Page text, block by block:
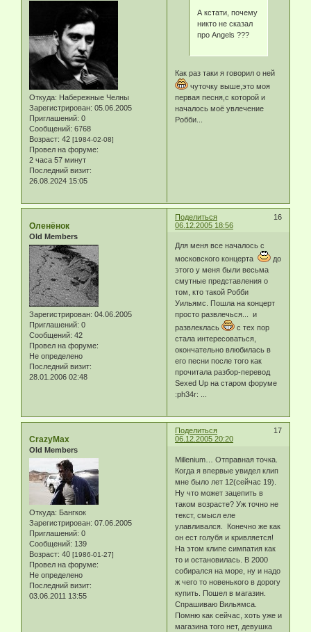
Откуда: Набережные Челны
Зарегистрирован: 05.06.2005
Приглашений: 0
Сообщений: 6768
Возраст: 42 [1984-02-08]
Провел на форуме:
2 часа 57 минут
Последний визит:
26.08.2024 15:05
А кстати, почему
никто не сказал
про Angels ???
Как раз таки я говорил о ней
чуточку выше,это моя
первая песня,с которой и
началось моё увлечение
Робби...
Поделиться
16
06.12.2005 18:56
Оленёнок
Old Members
Зарегистрирован: 04.06.2005
Приглашений: 0
Сообщений: 42
Провел на форуме:
Не определено
Последний визит:
28.01.2006 02:48
Для меня все началось с
московского концерта
до
этого у меня были весьма
смутные представления о
том, кто такой Робби
Уильямс. Пошла на концерт
просто развлечься... и
развлеклась
с тех пор
стала интересоваться,
окончательно влюбилась в
его песни после того как
прочитала разбор-перевод
Sexed Up на старом форуме
:ph34r: ...
Поделиться
17
06.12.2005 20:20
CrazyMax
Old Members
Откуда: Бангкок
Зарегистрирован: 07.06.2005
Приглашений: 0
Сообщений: 139
Возраст: 40 [1986-01-27]
Провел на форуме:
Не определено
Последний визит:
03.06.2011 13:55
Millenium… Отправная точка.
Когда я впервые увидел клип
мне было лет 12(сейчас 19).
Ну что может зацепить в
таком возрасте? Уж точно не
текст, смысл еле
улавливался. Конечно же как
он ест голубя и кривляется!
На этом клипе симпатия как
то и остановилась. В 2000
собирался на море, ну и надо
ж чего то новенького в дорогу
купить. Пошел в магазин.
Спрашиваю Вильямса.
Помню как сейчас, хоть уже и
магазина того нет, девушка